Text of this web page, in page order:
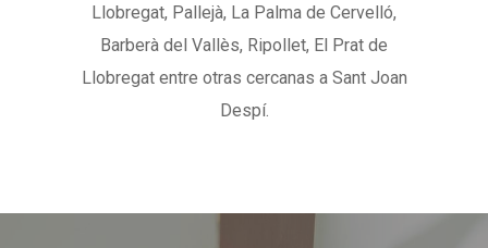
Llobregat, Pallejà, La Palma de Cervelló,
Barberà del Vallès, Ripollet, El Prat de
Llobregat entre otras cercanas a Sant Joan
Despí.